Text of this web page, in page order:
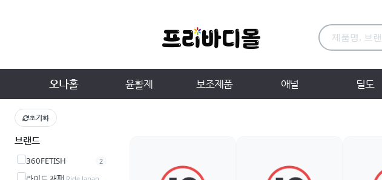
오나홀 윤활제 보조제품 애널 딜도
초기화
브랜드
360FETISH 2